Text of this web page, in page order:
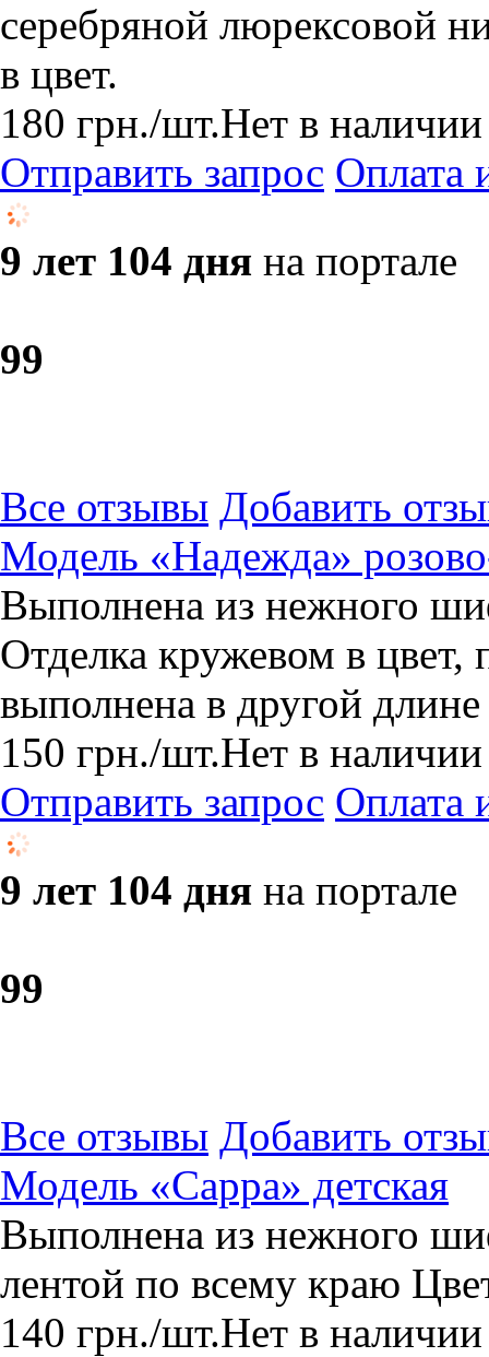
серебряной люрексовой
в цвет.
180 грн./шт.Нет в наличии
Отправить запрос Оплата
9 лет 104 дня на портале
99
Все отзывы Добавить
Модель «Надежда»
Выполнена из нежного
Отделка кружевом в
выполнена в другой
150 грн./шт.Нет в наличии
Отправить запрос Оплата
9 лет 104 дня на портале
99
Все отзывы Добавить
Модель «Сарра» детская
Выполнена из нежного
лентой по всему краю
140 грн./шт.Нет в наличии